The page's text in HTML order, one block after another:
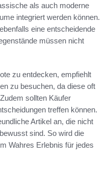
als auch moderne
integriert werden können.
eine entscheidende
müssen nicht
zu entdecken, empfiehlt
zu besuchen, da diese oft
sollten Käufer
treffen können.
Artikel an, die nicht
sind. So wird die
Wahres Erlebnis für jedes